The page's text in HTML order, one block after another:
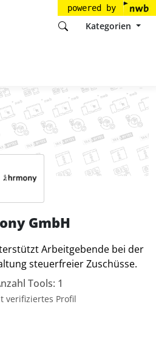
powered by
Kategorien
GmbH
Arbeitgebende bei der
steuerfreier Zuschüsse.
Tools: 1
verifiziertes Profil